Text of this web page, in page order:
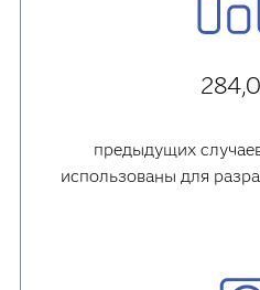
предыдущих
использованы для